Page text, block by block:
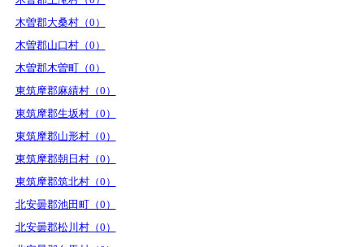
木曽郡大桑村（0）
木曽郡山口村（0）
木曽郡木曽町（0）
東筑摩郡麻績村（0）
東筑摩郡生坂村（0）
東筑摩郡山形村（0）
東筑摩郡朝日村（0）
東筑摩郡筑北村（0）
北安曇郡池田町（0）
北安曇郡松川村（0）